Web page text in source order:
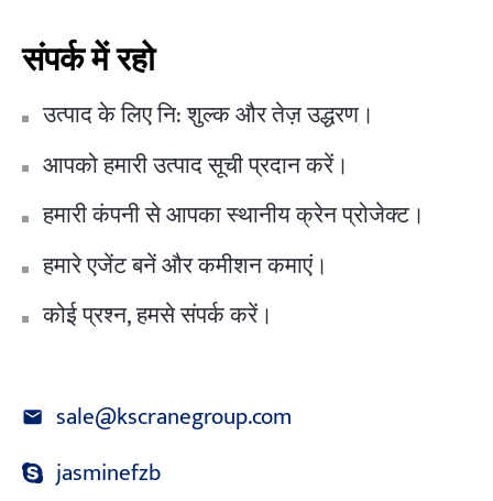
संपर्क में रहो
उत्पाद के लिए नि: शुल्क और तेज़ उद्धरण।
आपको हमारी उत्पाद सूची प्रदान करें।
हमारी कंपनी से आपका स्थानीय क्रेन प्रोजेक्ट।
हमारे एजेंट बनें और कमीशन कमाएं।
कोई प्रश्न, हमसे संपर्क करें।
sale@kscranegroup.com
jasminefzb